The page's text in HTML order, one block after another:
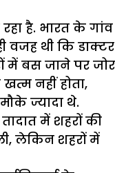
है. भारत के गांव
वजह थी कि डाक्टर
में बस जाने पर जोर
नहीं होता,
ज्यादा थे.
में शहरों की
लेकिन शहरों में